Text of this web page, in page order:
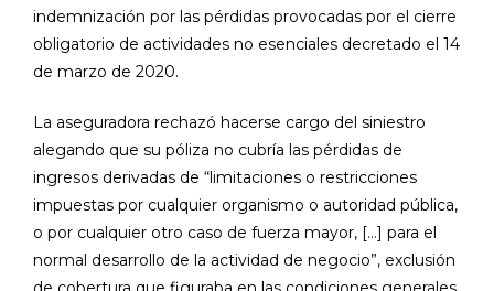
indemnización por las pérdidas provocadas por el cierre
obligatorio de actividades no esenciales decretado el 14
de marzo de 2020.
La aseguradora rechazó hacerse cargo del siniestro
alegando que su póliza no cubría las pérdidas de
ingresos derivadas de “limitaciones o restricciones
impuestas por cualquier organismo o autoridad pública,
o por cualquier otro caso de fuerza mayor, […] para el
normal desarrollo de la actividad de negocio”, exclusión